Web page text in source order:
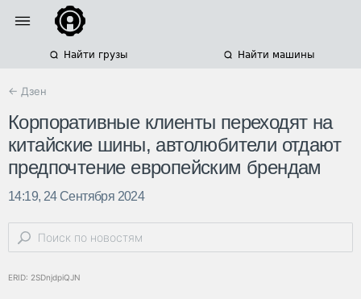
Найти грузы Найти машины
← Дзен
Корпоративные клиенты переходят на
китайские шины, автолюбители отдают
предпочтение европейским брендам
14:19, 24 Сентября 2024
ERID: 2SDnjdpiQJN